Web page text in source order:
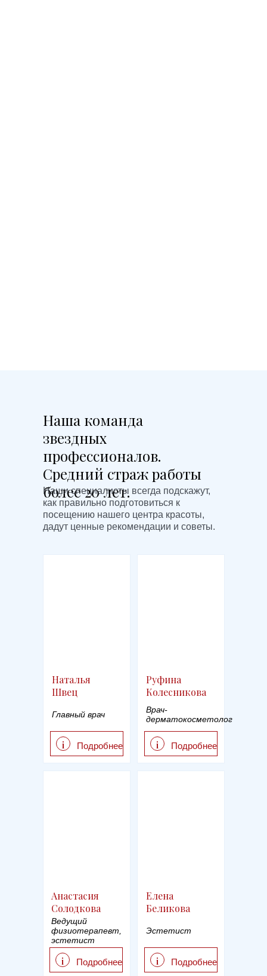
Наша команда
звездных
профессионалов.
Средний страж работы
более 20 лет.
Наши специалисты всегда подскажут,
как правильно подготовиться к
посещению нашего центра красоты,
дадут ценные рекомендации и советы.
Подробнее
i
Наталья
Швец
Главный врач
Подробнее
i
Руфина
Колесникова
Врач-
дерматокосметолог
Подробнее
i
Анастасия
Солодкова
Ведущий
физиотерапевт,
эстетист
Подробнее
i
Елена
Беликова
Эстетист